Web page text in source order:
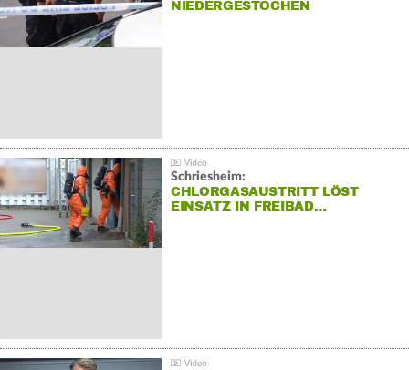
NIEDERGESTOCHEN
Schriesheim:
CHLORGASAUSTRITT LÖST
EINSATZ IN FREIBAD…